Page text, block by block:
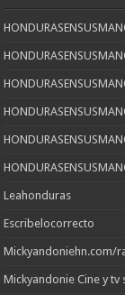
Leahonduras
Escribelocorrecto
Mickyandoniehn.com/
Mickyandonie Cine y tv